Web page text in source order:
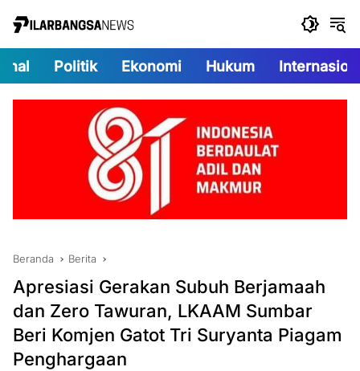
Politik Ekonomi Hukum
Beranda Berita
Apresiasi Gerakan Subuh Berjamaah
dan Zero Tawuran, LKAAM Sumbar
Beri Komjen Gatot Tri Suryanta Piagam
Penghargaan